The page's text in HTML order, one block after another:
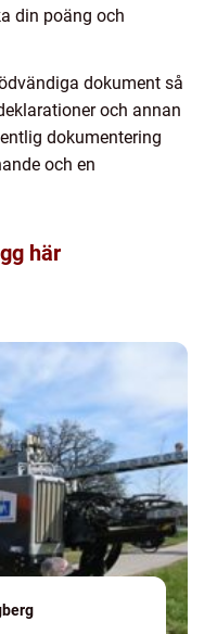
din poäng och
dokument så
och annan
dokumentering
och en
här